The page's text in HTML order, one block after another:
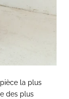
la plus
des plus